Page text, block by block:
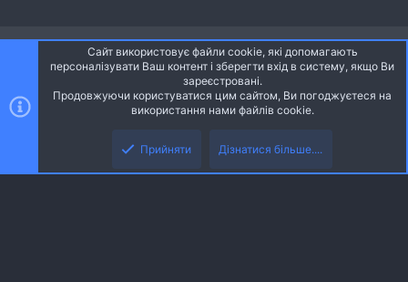
Ніч
Українська (UA)
S
Community platform by XenForo® © 2010-2026 XenForo Ltd.
Community platform by XenForo © 2010-2022 XenForo Ltd. | dev: Pages
Сайт використовує файли cookie, які допомагають
персоналізувати Ваш контент і зберегти вхід в систему, якщо Ви
зареєстровані.
Продовжуючи користуватися цим сайтом, Ви погоджуєтеся на
використання нами файлів cookie.
Прийняти Дізнатися більше....